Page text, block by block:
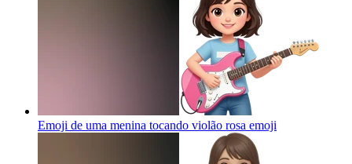
Emoji de uma menina tocando violão rosa emoji